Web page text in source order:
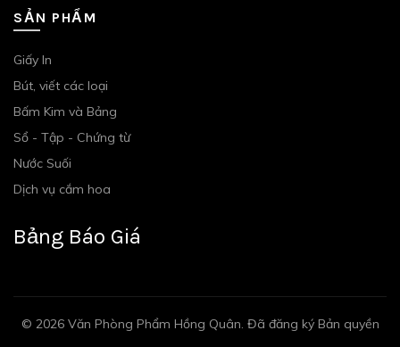
SẢN PHẨM
Giấy In
Bút, viết các loại
Bấm Kim và Bảng
Sổ - Tập - Chứng từ
Nước Suối
Dịch vụ cắm hoa
Bảng Báo Giá
© 2026 Văn Phòng Phẩm Hồng Quân. Đã đăng ký Bản quyền